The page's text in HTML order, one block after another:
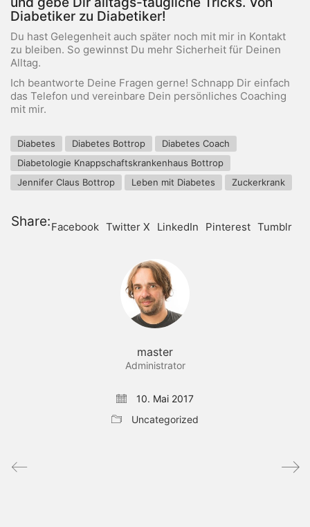
Diabetiker zu Diabetiker!
Du hast Gelegenheit auch später noch mit mir in Kontakt
zu bleiben. So gewinnst Du mehr Sicherheit für Deinen
Alltag.
Ich beantworte Deine Fragen gerne! Schnapp Dir einfach
das Telefon und vereinbare Dein persönliches Coaching
mit mir.
Diabetes Diabetes Bottrop
Diabetes Coach
Diabetologie Knappschaftskrankenhaus Bottrop
Jennifer Claus Bottrop
Leben mit Diabetes Zuckerkrank
Share:Facebook Twitter X LinkedIn Pinterest Tumblr
master
Administrator
10. Mai 2017
Uncategorized